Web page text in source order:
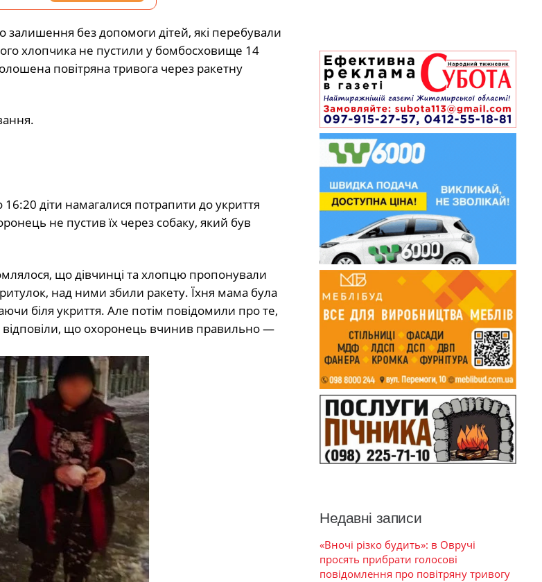
залишення без допомоги дітей, які перебували
хлопчика не пустили у бомбосховище 14
повітряна тривога через ракетну
діти намагалися потрапити до укриття
не пустив їх через собаку, який був
що дівчинці та хлопцю пропонували
над ними збили ракету. Їхня мама була
біля укриття. Але потім повідомили про те,
відповіли, що охоронець вчинив правильно —
Недавні записи
«Вночі різко будить»: в Овручі
просять прибрати голосові
повідомлення про повітряну тривогу